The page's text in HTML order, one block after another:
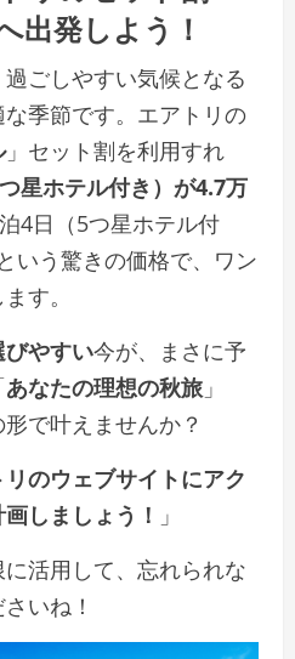
出発しよう！
ごしやすい気候となる
季節です。エアトリの
」セット割を利用すれ
星ホテル付き）が4.7万
4日（5つ星ホテル付
いう驚きの価格で、ワン
す。
やすい今が、まさに予
あなたの理想の秋旅 」
で叶えませんか？
のウェブサイトにアク
しましょう！ 」
活用して、忘れられな
いね！